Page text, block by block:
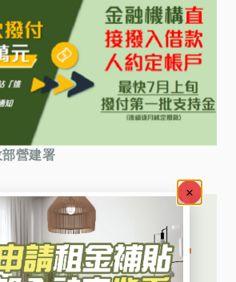
營建署
請至內政部不動產資訊